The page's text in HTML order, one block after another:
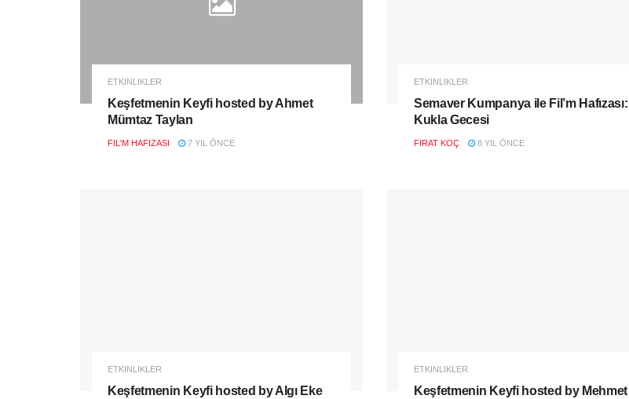
ETKINLIKLER
Keşfetmenin Keyfi hosted by Ahmet
Mümtaz Taylan
FIL'M HAFIZASI 7 YIL ÖNCE
ETKINLIKLER
Semaver Kumpanya ile Fil’m Hafızası:
Kukla Gecesi
FIRAT KOÇ 8 YIL ÖNCE
ETKINLIKLER
Keşfetmenin Keyfi hosted by Algı Eke
ETKINLIKLER
Keşfetmenin Keyfi hosted by Mehmet